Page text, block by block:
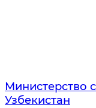
Министерство
Узбекистан